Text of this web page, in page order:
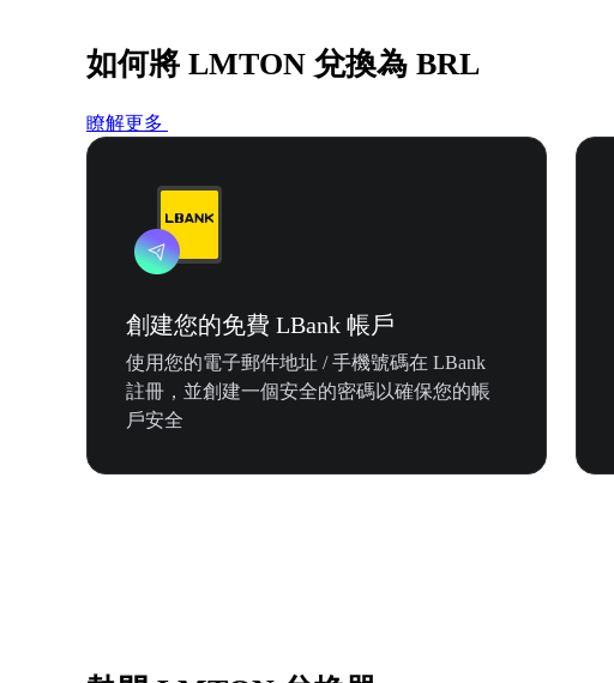
如何將 LMTON 兌換為 BRL
瞭解更多
創建您的免費 LBank 帳戶
使用您的電子郵件地址 / 手機號碼在 LBank
註冊，並創建一個安全的密碼以確保您的帳
戶安全